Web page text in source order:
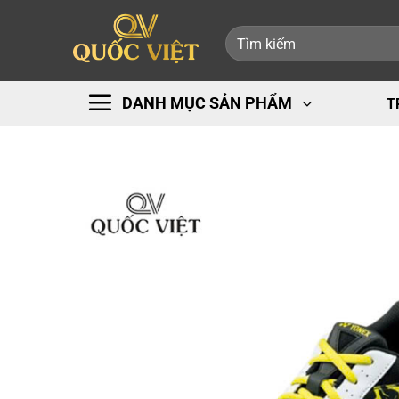
Tìm
kiếm:
DANH MỤC SẢN PHẨM